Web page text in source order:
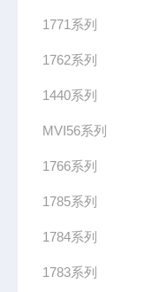
1771系列
1762系列
1440系列
MVI56系列
1766系列
1785系列
1784系列
1783系列